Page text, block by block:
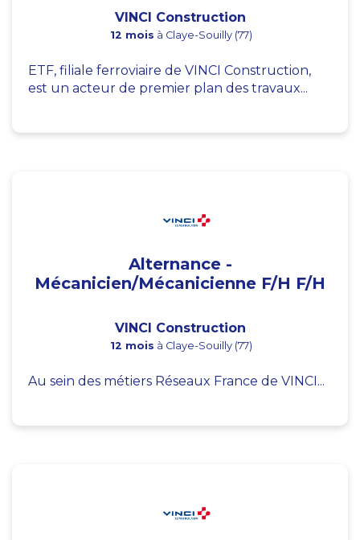
VINCI Construction
12 mois à Claye-Souilly (77)
ETF, filiale ferroviaire de VINCI Construction,
est un acteur de premier plan des travaux...
Alternance -
Mécanicien/Mécanicienne F/H F/H
VINCI Construction
12 mois à Claye-Souilly (77)
Au sein des métiers Réseaux France de VINCI...